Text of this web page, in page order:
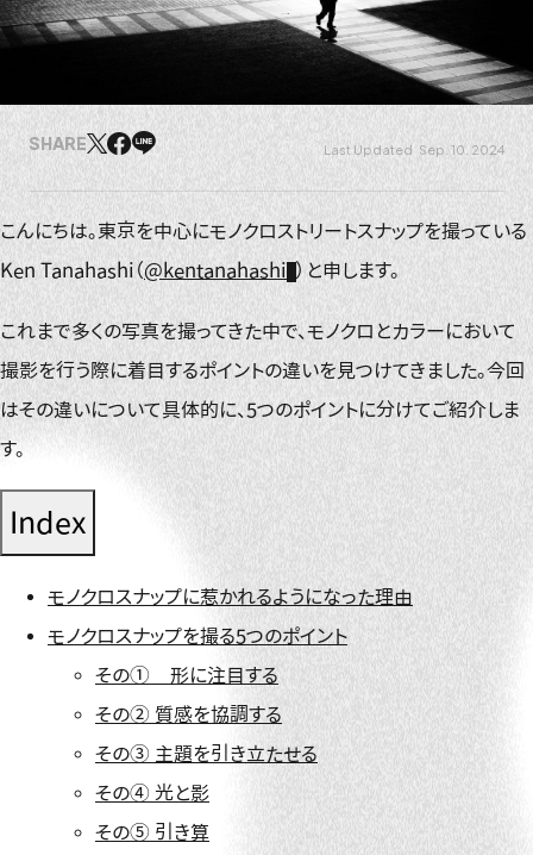
SHARE Sep. 10. 2024
こんにちは。東京を中心にモノクロストリートスナップを撮っている
Ken Tanahashi（@kentanahashi ）と申します。
これまで多くの写真を撮ってきた中で、モノクロとカラーにおいて
撮影を行う際に着目するポイントの違いを見つけてきました。今回
はその違いについて具体的に、5つのポイントに分けてご紹介しま
す。
Index
モノクロスナップに惹かれるようになった理由
モノクロスナップを撮る5つのポイント
その① 形に注目する
その② 質感を協調する
その③ 主題を引き立たせる
その④ 光と影
その⑤ 引き算